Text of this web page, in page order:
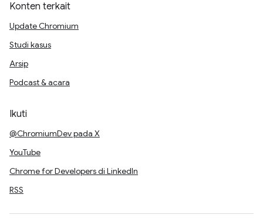
Konten terkait
Update Chromium
Studi kasus
Arsip
Podcast & acara
Ikuti
@ChromiumDev pada X
YouTube
Chrome for Developers di LinkedIn
RSS